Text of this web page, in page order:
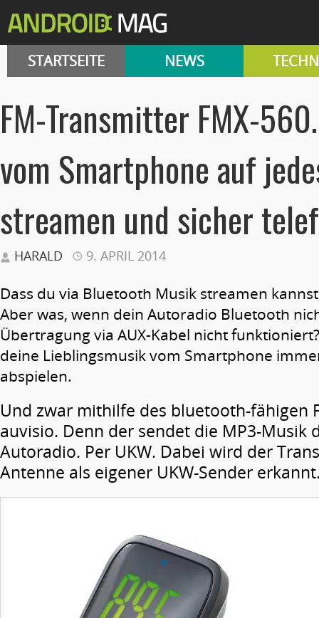
STARTSEITE NEWS
FM-Transmitter FMX-
vom Smartphone auf
streamen und sicher
HARALD 9. APRIL 2014
Dass du via Bluetooth Musik streamen
Aber was, wenn dein Autoradio Bluetooth
Übertragung via AUX-Kabel nicht
deine Lieblingsmusik vom Smartphone
abspielen.
Und zwar mithilfe des bluetooth-fähigen
auvisio. Denn der sendet die MP3-Musik
Autoradio. Per UKW. Dabei wird der
Antenne als eigener UKW-Sender